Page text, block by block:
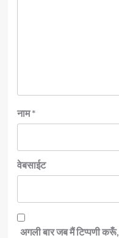
नाम*
वेबसाईट
अगली बार जब मैं टिप्पणी